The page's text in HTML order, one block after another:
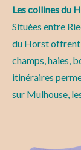
Les collines du
Situées entre
du Horst offrent
champs, haies,
itinéraires
sur Mulhouse,